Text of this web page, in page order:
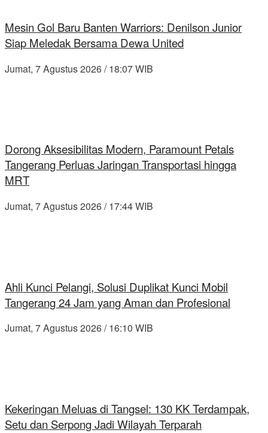
Mesin Gol Baru Banten Warriors: Denilson Junior
Siap Meledak Bersama Dewa United
Jumat, 7 Agustus 2026 / 18:07 WIB
Dorong Aksesibilitas Modern, Paramount Petals
Tangerang Perluas Jaringan Transportasi hingga
MRT
Jumat, 7 Agustus 2026 / 17:44 WIB
Ahli Kunci Pelangi, Solusi Duplikat Kunci Mobil
Tangerang 24 Jam yang Aman dan Profesional
Jumat, 7 Agustus 2026 / 16:10 WIB
Kekeringan Meluas di Tangsel: 130 KK Terdampak,
Setu dan Serpong Jadi Wilayah Terparah